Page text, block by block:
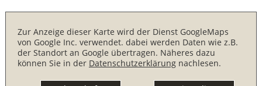
Schottland
Wales
Minibustouren
Wandern in England
Wandern in Schottland
Unsere Familienreisen
Whiskyreisen Schottland
FAQs
Bezahlung Ihrer Großbritannien Reise
Checkliste
Großbritannien - Facts & Figures
Versicherungsschutz
Zur Anzeige dieser Karte wird der Dienst GoogleMaps
von Google Inc. verwendet. dabei werden Daten wie z.B.
der Standort an Google übertragen. Näheres dazu
können Sie in der Datenschutzerklärungnachlesen.